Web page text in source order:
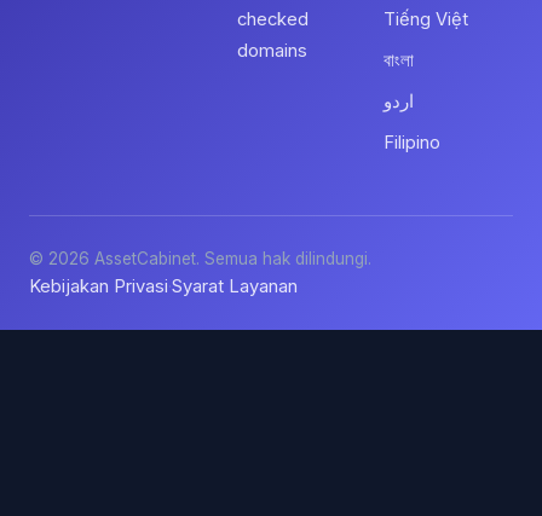
checked
domains
Tiếng Việt
বাংলা
اردو
Filipino
© 2026 AssetCabinet. Semua hak dilindungi.
Kebijakan Privasi·Syarat Layanan